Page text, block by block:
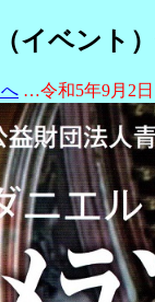
（イベ
…令和5年9月2